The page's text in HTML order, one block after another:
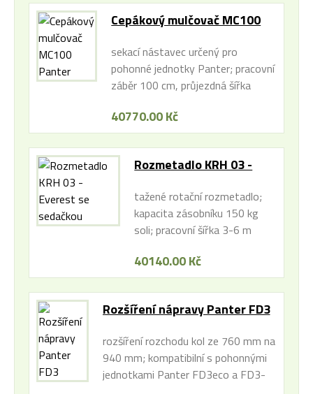
Cepákový mulčovač MC100
sekací nástavec určený pro
pohonné jednotky Panter; pracovní
záběr 100 cm, průjezdná šířka
40770.00 Kč
Rozmetadlo KRH 03 -
tažené rotační rozmetadlo;
kapacita zásobníku 150 kg
soli; pracovní šířka 3-6 m
40140.00 Kč
Rozšíření nápravy Panter FD3
rozšíření rozchodu kol ze 760 mm na
940 mm; kompatibilní s pohonnými
jednotkami Panter FD3eco a FD3-